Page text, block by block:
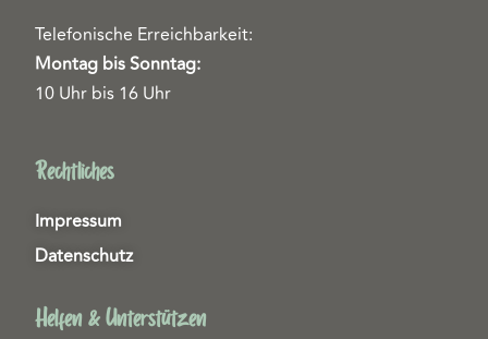
Telefonische Erreichbarkeit:
Montag bis Sonntag:
10 Uhr bis 16 Uhr
Rechtliches
Impressum
Datenschutz
Helfen & Unterstützen